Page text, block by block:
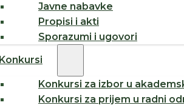
Javne nabavke
Propisi i akti
Sporazumi i ugovori
Konkursi
Konkursi za izbor u
Konkursi za prijem u radni